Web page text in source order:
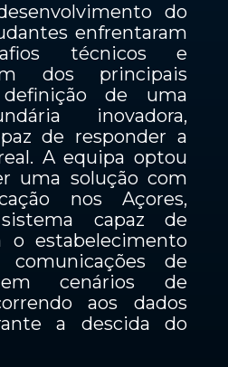
do
enfrentaram
técnicos e
dos principais
de uma
inovadora,
de responder a
A equipa optou
uma solução com
nos Açores,
capaz de
o estabelecimento
de
em cenários de
aos dados
a descida do